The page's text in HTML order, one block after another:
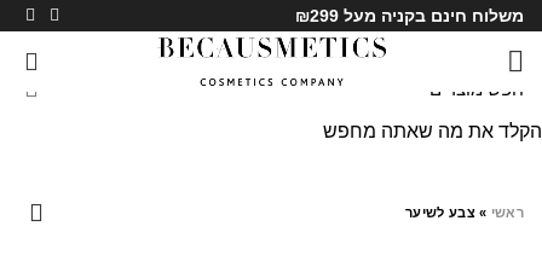
משלוח חינם בקניה מעל ₪299
ראשי »צבע לשיער
הקלד את מה שאתה מחפש